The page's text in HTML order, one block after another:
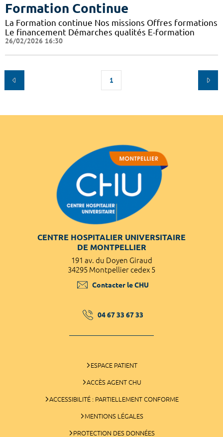
Formation Continue
La Formation continue Nos missions Offres formations
Le financement Démarches qualités E-formation
26/02/2026 16:30
1
CENTRE HOSPITALIER UNIVERSITAIRE
DE MONTPELLIER
191 av. du Doyen Giraud
34295 Montpellier cedex 5
Contacter le CHU
04 67 33 67 33
ESPACE PATIENT
ACCÈS AGENT CHU
ACCESSIBILITÉ : PARTIELLEMENT CONFORME
MENTIONS LÉGALES
PROTECTION DES DONNÉES